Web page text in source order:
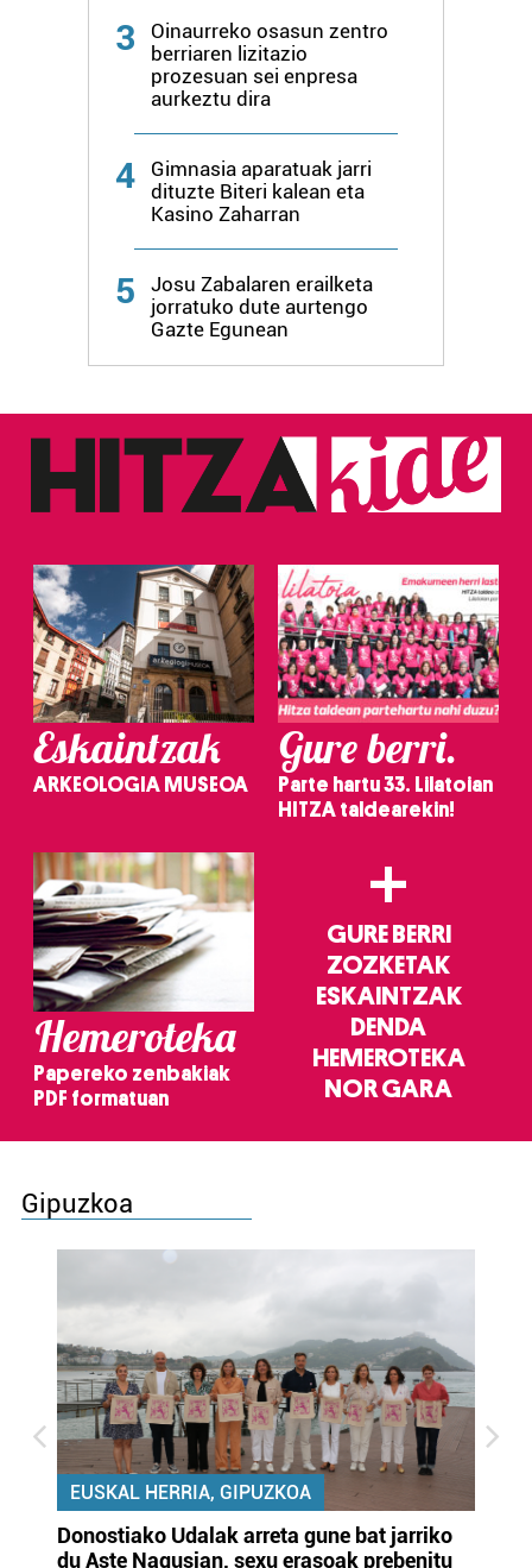
erabiltzen dituen hauta dezakezu.
Bazkide batzuek ez dizute baimenik eskatzen, eta beren
duten interes legitimoa eta horren aurka nola egin
dezakezun ikusteko.
buruzko informazio gehiago eta ezarri zure lehentasunak
datuen atalean. Edozein unetan alda edo ken dezakezu
zure baimena Cookieen adierazpenean.
zerbitzuak hobetzeko asmoz, cookie teknologiaz
baliatzen gara. Ohar hau onartuz gero, teknologia hori
erabiltzeko baimen esplizitua ematen diguzu.Gehiago
3
Oinaurreko osasun zentro
berriaren lizitazio
prozesuan sei enpresa
aurkeztu dira
4
Gimnasia aparatuak jarri
dituzte Biteri kalean eta
Kasino Zaharran
5
Josu Zabalaren erailketa
jorratuko dute aurtengo
Gazte Egunean
Eskaintzak
ARKEOLOGIA MUSEOA
Gure berri.
Parte hartu 33. Lilatoian
HITZA taldearekin!
Hemeroteka
Papereko zenbakiak
PDF formatuan
+
GURE BERRI
ZOZKETAK
ESKAINTZAK
DENDA
HEMEROTEKA
NOR GARA
Gipuzkoa
EUSKAL HERRIA, GIPUZKOA
Donostiako Udalak arreta gune bat jarriko
du Aste Nagusian, sexu erasoak prebenitu